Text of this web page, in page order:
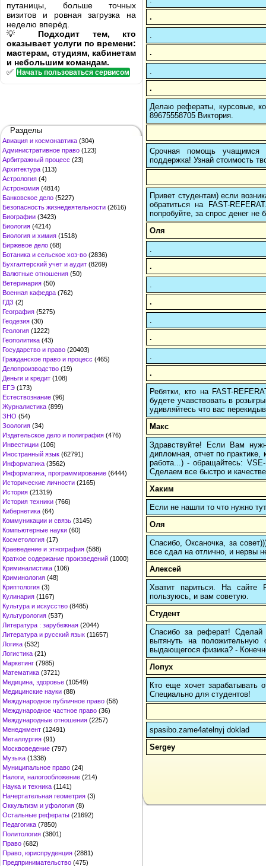
путаницы, больше точных
визитов и ровная загрузка на
неделю вперёд.
💡 Подходит тем, кто
оказывает услуги по времени:
мастерам, студиям, кабинетам
и небольшим командам.
✅ Начать пользоваться сервисом
Разделы
Авиация и космонавтика (304)
Административное право (123)
Арбитражный процесс (23)
Архитектура (113)
Астрология (4)
Астрономия (4814)
Банковское дело (5227)
Безопасность жизнедеятельности (2616)
Биографии (3423)
Биология (4214)
Биология и химия (1518)
Биржевое дело (68)
Ботаника и сельское хоз-во (2836)
Бухгалтерский учет и аудит (8269)
Валютные отношения (50)
Ветеринария (50)
Военная кафедра (762)
ГДЗ (2)
География (5275)
Геодезия (30)
Геология (1222)
Геополитика (43)
Государство и право (20403)
Гражданское право и процесс (465)
Делопроизводство (19)
Деньги и кредит (108)
ЕГЭ (173)
Естествознание (96)
Журналистика (899)
ЗНО (54)
Зоология (34)
Издательское дело и полиграфия (476)
Инвестиции (106)
Иностранный язык (62791)
Информатика (3562)
Информатика, программирование (6444)
Исторические личности (2165)
История (21319)
История техники (766)
Кибернетика (64)
Коммуникации и связь (3145)
Компьютерные науки (60)
Косметология (17)
Краеведение и этнография (588)
Краткое содержание произведений (1000)
Криминалистика (106)
Криминология (48)
Криптология (3)
Кулинария (1167)
Культура и искусство (8485)
Культурология (537)
Литература : зарубежная (2044)
Литература и русский язык (11657)
Логика (532)
Логистика (21)
Маркетинг (7985)
Математика (3721)
Медицина, здоровье (10549)
Медицинские науки (88)
Международное публичное право (58)
Международное частное право (36)
Международные отношения (2257)
Менеджмент (12491)
Металлургия (91)
Москвоведение (797)
Музыка (1338)
Муниципальное право (24)
Налоги, налогообложение (214)
Наука и техника (1141)
Начертательная геометрия (3)
Оккультизм и уфология (8)
Остальные рефераты (21692)
Педагогика (7850)
Политология (3801)
Право (682)
Право, юриспруденция (2881)
Предпринимательство (475)
.
.
.
Делаю рефераты, курсовые,
89675558705 Виктория.
Срочная помощь учащимся в
поддержка! Узнай стоимость
Привет студентам) если
обратиться на FAST-
попробуйте, за спрос денег не
Оля
.
.
.
.
Ребятки, кто на FAST-
будете учавствовать в
удивляйтесь что вас
Макс
Здравствуйте! Если Вам
дипломная, отчет по
работа...) - обращайтесь:
Сделаем все быстро и
Хаким
Если не нашли то что нужно
Оля
Спасибо, Оксаночка, за
все сдал на отлично, и нервы
Алексей
Хватит париться. На
пользуюсь, и вам советую.
Студент
Спасибо за реферат! Сделай
вытянуть на
выдающегося физика? -
Лопух
Кто еще хочет зарабатывать
Cпециально для студентов!
spasibo.zame4atelnyj doklad
Sergey